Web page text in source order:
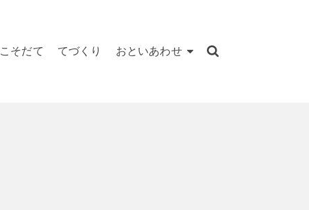
こそだて てづくり おといあわせ